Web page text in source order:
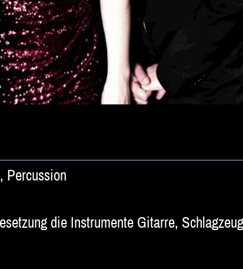
Percussion
die Instrumente Gitarre,